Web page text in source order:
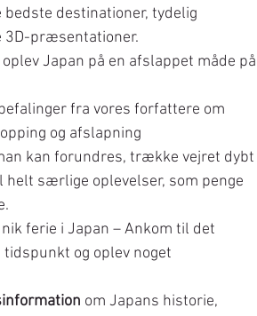
destinationer, tydelig
3D-præsentationer.
oplev Japan på en afslappet måde på
fra vores forfattere om
og afslapning
kan forundres, trække vejret dybt
helt særlige oplevelser, som penge
ferie i Japan – Ankom til det
og oplev noget
om Japans historie,